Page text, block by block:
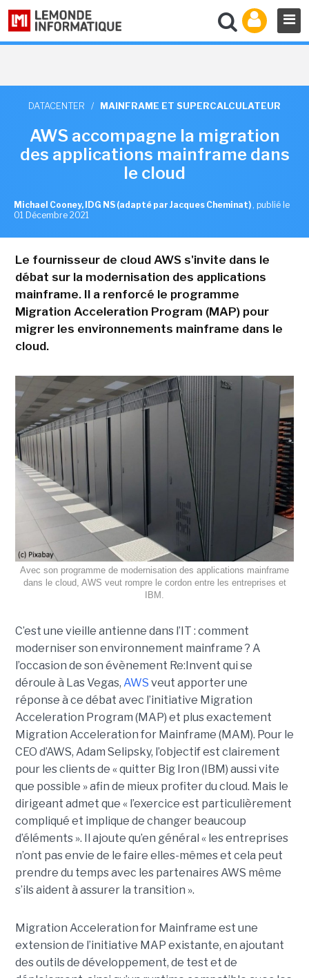
DATACENTER / MAINFRAME ET SUPERCALCULATEUR
AWS accompagne la migration
des applications mainframe dans
le cloud
Michael Cooney, IDG NS (adapté par Jacques Cheminat) , publié le
01 Décembre 2021
Le fournisseur de cloud AWS s'invite dans le
débat sur la modernisation des applications
mainframe. Il a renforcé le programme
Migration Acceleration Program (MAP) pour
migrer les environnements mainframe dans le
cloud.
Avec son programme de modernisation des applications mainframe
dans le cloud, AWS veut rompre le cordon entre les entreprises et
IBM.
C’est une vieille antienne dans l’IT : comment
moderniser son environnement mainframe ? A
l’occasion de son évènement Re:Invent qui se
déroule à Las Vegas, AWS veut apporter une
réponse à ce débat avec l’initiative Migration
Acceleration Program (MAP) et plus exactement
Migration Acceleration for Mainframe (MAM). Pour le
CEO d’AWS, Adam Selipsky, l’objectif est clairement
pour les clients de « quitter Big Iron (IBM) aussi vite
que possible » afin de mieux profiter du cloud. Mais le
dirigeant admet que « l’exercice est particulièrement
compliqué et implique de changer beaucoup
d’éléments ». Il ajoute qu’en général « les entreprises
n’ont pas envie de le faire elles-mêmes et cela peut
prendre du temps avec les partenaires AWS même
s’ils aident à assurer la transition ».
Migration Acceleration for Mainframe est une
extension de l’initiative MAP existante, en ajoutant
des outils de développement, de test et de